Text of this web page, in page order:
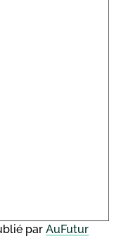
par AuFutur